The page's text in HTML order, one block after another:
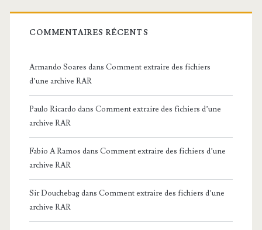
COMMENTAIRES RÉCENTS
Armando Soares dans Comment extraire des fichiers
d’une archive RAR
Paulo Ricardo dans Comment extraire des fichiers d’une
archive RAR
Fabio A Ramos dans Comment extraire des fichiers d’une
archive RAR
Sir Douchebagdans Comment extraire des fichiers d’une
archive RAR